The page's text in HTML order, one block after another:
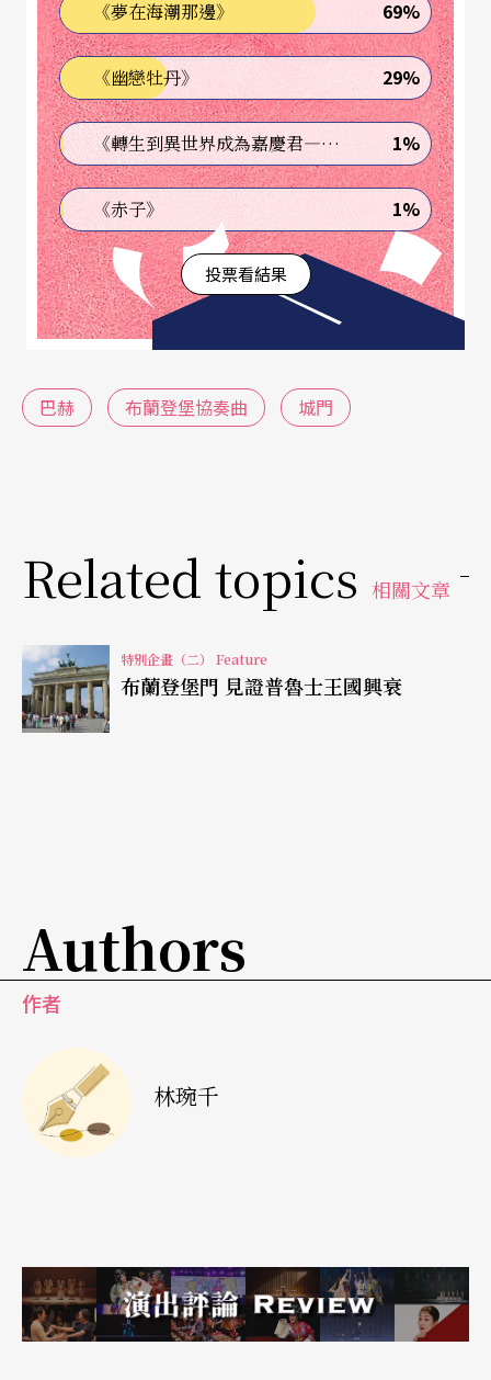
《布蘭登堡協奏曲》能夠在科登創作出來，主要的
原因是當地的特殊條件，巴赫的雇主，年輕的利奧
波德大公是一個藝術愛好者，他不僅僅懂得欣賞音
樂，同時也能夠演奏樂器。在他的宮廷，有一個宮
廷樂隊（Collegium Musicum），其中都是技術精
巧純熟的樂手，能夠演奏巴赫任何艱難的曲子。更
由於當地教會的合唱團，雖有技巧純熟的歌唱家，
但較缺乏適當的舞台以培養演出經驗，讓巴赫幾乎
科登時期的確是他創作器樂作品的顛峰時期，不僅
實驗與挑戰並進
在科登時期創作的二聲部與三聲部創意曲，英國與
法國組曲，鋼琴平均律第一冊，這些作品成了鋼琴
音樂的經典，不僅如此，各種奏鳴曲、二重奏、組
曲、小提琴協奏曲，到目前為止都還是絃樂器與管
實驗的精神，也普遍存在於《布蘭登堡協奏曲》
中，巴赫特別在每一首都安置了一個音樂上的特殊
作雖然是維持傳統的巴洛克協奏曲形式，但在此形
式下巴赫卻大膽地挑戰了各種樂器編制組合的可能
爵的官邸是否有演出過這部作品，也無法完全確
定，只有手稿在當時據說看起來像是完全沒有使用
《夢在海潮那邊》 69%
《幽戀牡丹》 29%
《轉生到異世界成為嘉慶君—發現我的祖先是詐騙集團!?》 1%
《赤子》 1%
投票看結果
巴赫 布蘭登堡協奏曲 城門
Related topics 相關文章
特別企畫（二） Feature
布蘭登堡門 見證普魯士王國興衰
Authors
作者
林琬千